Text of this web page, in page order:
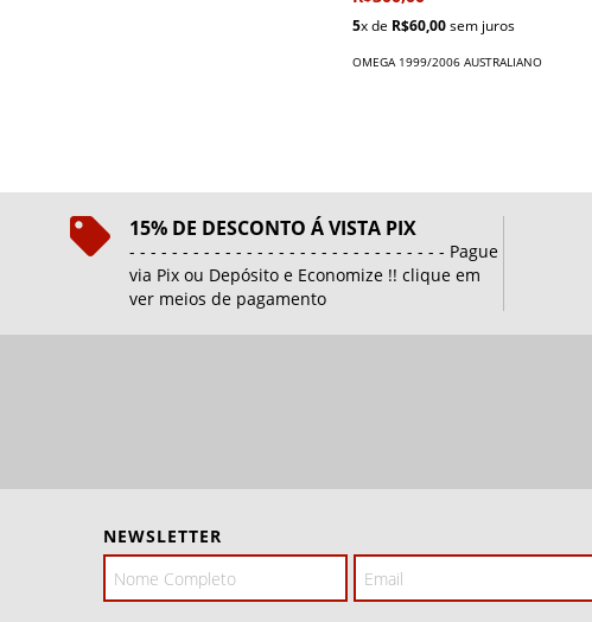
5x de R$60,00sem juros
OMEGA 1999/2006 AUSTRALIANO
15% DE DESCONTO Á VISTA PIX
- - - - - - - - - - - - - - - - - - - - - - - - - - - - - - Pague
via Pix ou Depósito e Economize !! clique em
ver meios de pagamento
NEWSLETTER